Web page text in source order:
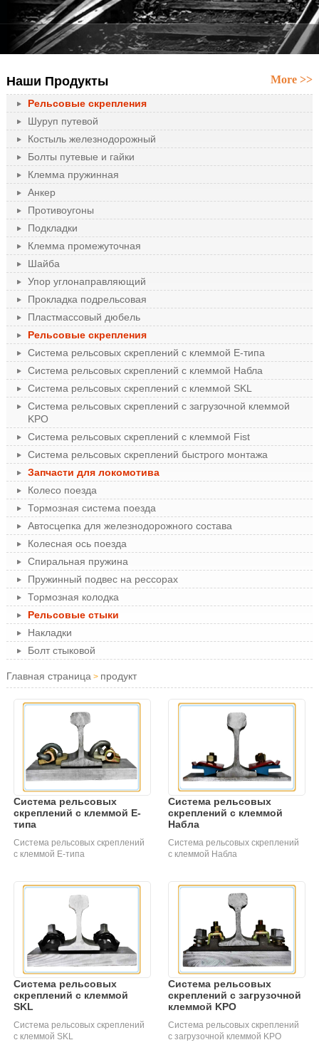
Наши Продукты More >>
Рельсовые скрепления
Шуруп путевой
Костыль железнодорожный
Болты путевые и гайки
Клемма пружинная
Анкер
Противоугоны
Подкладки
Клемма промежуточная
Шайба
Упор углонаправляющий
Прокладка подрельсовая
Пластмассовый дюбель
Рельсовые скрепления
Система рельсовых скреплений с клеммой Е-типа
Система рельсовых скреплений с клеммой Набла
Система рельсовых скреплений с клеммой SKL
Система рельсовых скреплений с загрузочной клеммой
KPO
Система рельсовых скреплений с клеммой Fist
Система рельсовых скреплений быстрого монтажа
Запчасти для локомотива
Колесо поезда
Тормозная система поезда
Автосцепка для железнодорожного состава
Колесная ось поезда
Спиральная пружина
Пружинный подвес на рессорах
Тормозная колодка
Рельсовые стыки
Накладки
Болт стыковой
Главная страница> продукт
Система рельсовых
скреплений с клеммой Е-
типа
Система рельсовых скреплений
с клеммой Е-типа
Система рельсовых
скреплений с клеммой
Набла
Система рельсовых скреплений
с клеммой Набла
Система рельсовых
скреплений с клеммой
SKL
Система рельсовых скреплений
с клеммой SKL
Система рельсовых
скреплений с загрузочной
клеммой KPO
Система рельсовых скреплений
с загрузочной клеммой KPO